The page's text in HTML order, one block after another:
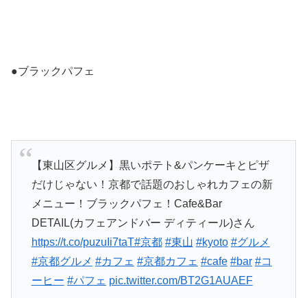
●ブラックパフェ
【東山区グルメ】黒いポテト&パンケーキとピザ
だけじゃない！京都で話題のおしゃれカフェの新
メニュー！ブラックパフェ！Cafe&Bar
DETAIL(カフェアンドバー ディティール)さん
https://t.co/puzuIi7taT#京都 #東山 #kyoto #グルメ
#京都グルメ #カフェ #京都カフェ #cafe #bar #コ
ーヒー #パフェ pic.twitter.com/BT2G1AUAEF